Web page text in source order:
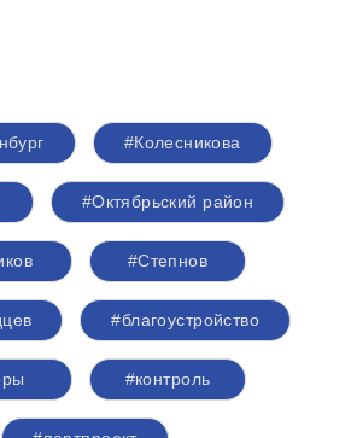
#Колесникова
#Октябрьский район
#Степнов
#благоустройство
#контроль